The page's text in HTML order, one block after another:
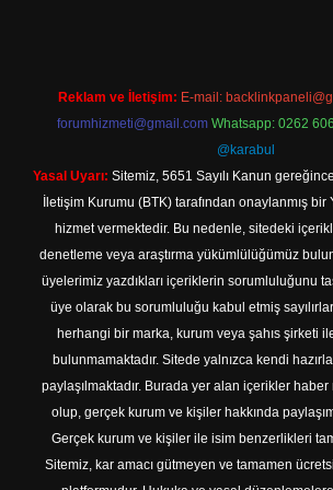
Reklam ve İletişim: E-mail:
forumhizmeti@gmail.com Whatsapp: 0262
@karabul
Yasal Uyarı: Sitemiz, 5651 Sayılı Kanun
İletişim Kurumu (BTK) tarafından onaylanmış bir
hizmet vermektedir. Bu nedenle, sitedeki
denetleme veya araştırma yükümlülüğümüz
üyelerimiz yazdıkları içeriklerin sorumluluğunu
üye olarak bu sorumluluğu kabul etmiş
herhangi bir marka, kurum veya şahıs şirketi
bulunmamaktadır. Sitede yalnızca kendi
paylaşılmaktadır. Burada yer alan içerikler haber
olup, gerçek kurum ve kişiler hakkında
Gerçek kurum ve kişiler ile isim benzerlikleri
Sitemiz, kar amacı gütmeyen ve tamamen